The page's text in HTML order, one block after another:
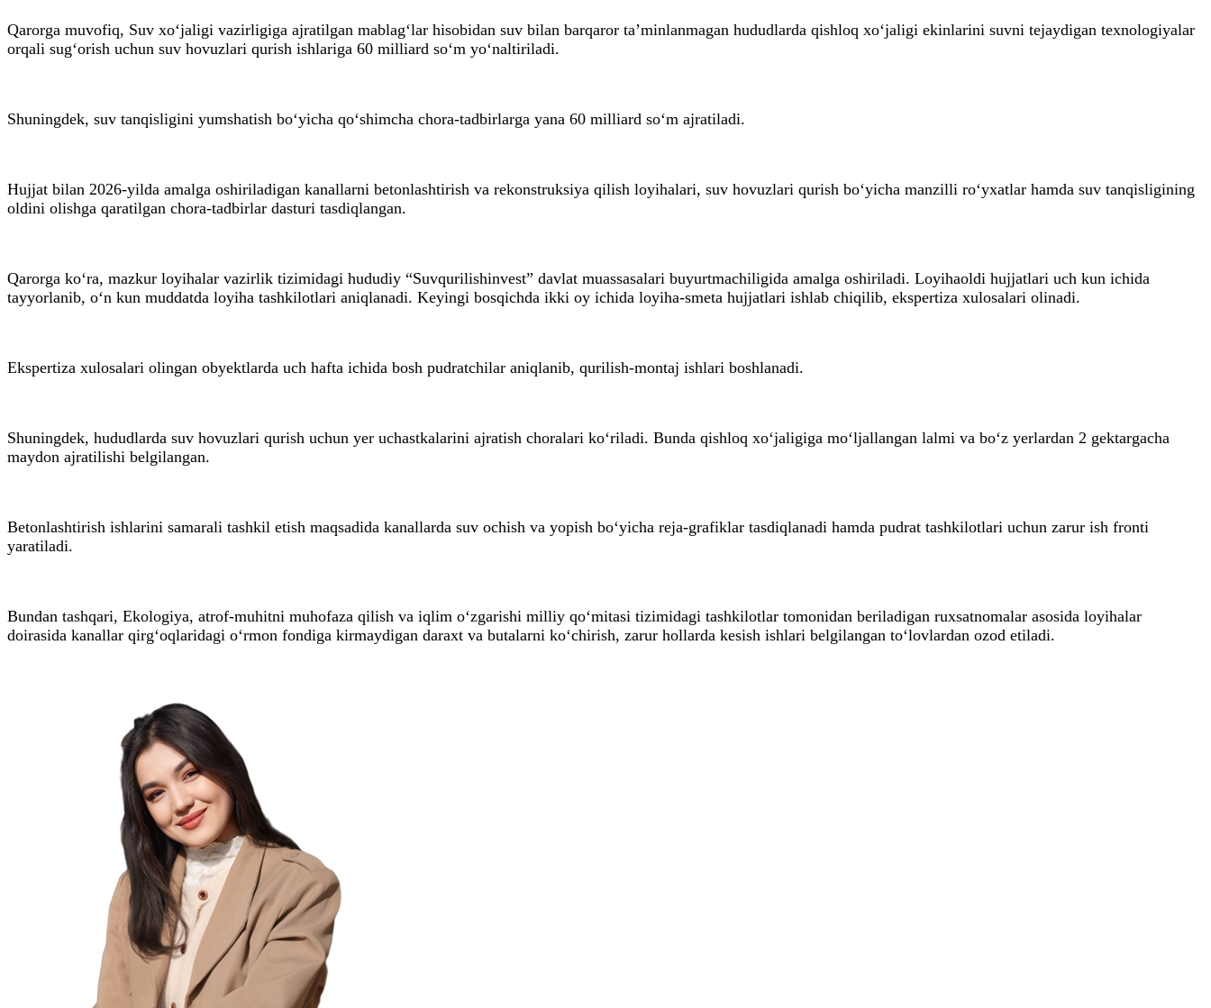
Qarorga muvofiq, Suv xo‘jaligi vazirligiga ajratilgan mablag‘lar hisobidan suv bilan barqaror ta’minlanmagan hududlarda qishloq xo‘jaligi ekinlarini suvni tejaydigan texnologiyalar
orqali sug‘orish uchun suv hovuzlari qurish ishlariga 60 milliard so‘m yo‘naltiriladi.
Shuningdek, suv tanqisligini yumshatish bo‘yicha qo‘shimcha chora-tadbirlarga yana 60 milliard so‘m ajratiladi.
Hujjat bilan 2026-yilda amalga oshiriladigan kanallarni betonlashtirish va rekonstruksiya qilish loyihalari, suv hovuzlari qurish bo‘yicha manzilli ro‘yxatlar hamda suv tanqisligining
oldini olishga qaratilgan chora-tadbirlar dasturi tasdiqlangan.
Qarorga ko‘ra, mazkur loyihalar vazirlik tizimidagi hududiy “Suvqurilishinvest” davlat muassasalari buyurtmachiligida amalga oshiriladi. Loyihaoldi hujjatlari uch kun ichida
tayyorlanib, o‘n kun muddatda loyiha tashkilotlari aniqlanadi. Keyingi bosqichda ikki oy ichida loyiha-smeta hujjatlari ishlab chiqilib, ekspertiza xulosalari olinadi.
Ekspertiza xulosalari olingan obyektlarda uch hafta ichida bosh pudratchilar aniqlanib, qurilish-montaj ishlari boshlanadi.
Shuningdek, hududlarda suv hovuzlari qurish uchun yer uchastkalarini ajratish choralari ko‘riladi. Bunda qishloq xo‘jaligiga mo‘ljallangan lalmi va bo‘z yerlardan 2 gektargacha
maydon ajratilishi belgilangan.
Betonlashtirish ishlarini samarali tashkil etish maqsadida kanallarda suv ochish va yopish bo‘yicha reja-grafiklar tasdiqlanadi hamda pudrat tashkilotlari uchun zarur ish fronti
yaratiladi.
Bundan tashqari, Ekologiya, atrof-muhitni muhofaza qilish va iqlim o‘zgarishi milliy qo‘mitasi tizimidagi tashkilotlar tomonidan beriladigan ruxsatnomalar asosida loyihalar
doirasida kanallar qirg‘oqlaridagi o‘rmon fondiga kirmaydigan daraxt va butalarni ko‘chirish, zarur hollarda kesish ishlari belgilangan to‘lovlardan ozod etiladi.